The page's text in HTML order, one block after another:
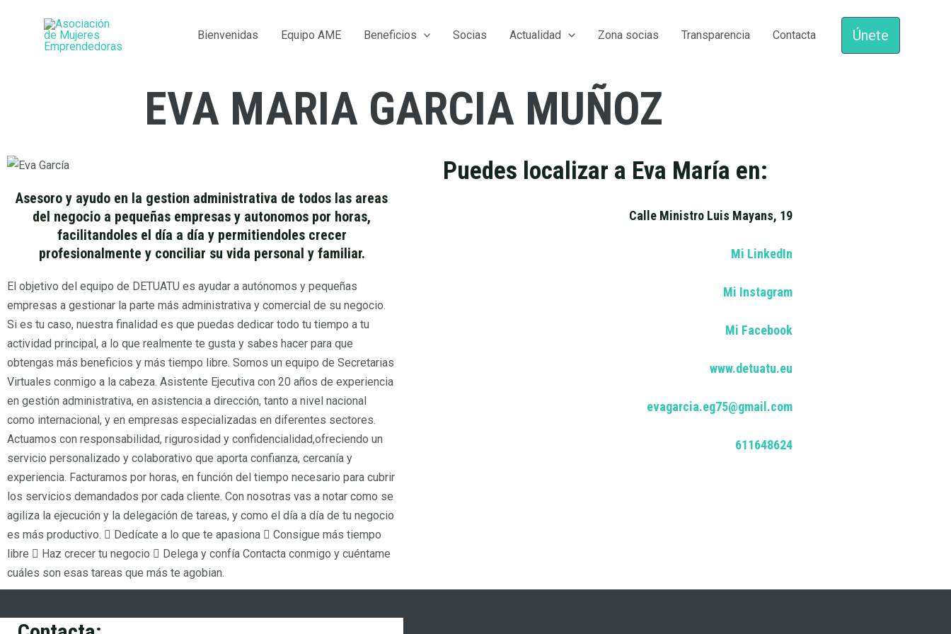
contenido
Bienvenidas Equipo AME Beneficios Socias Actualidad Zona socias Transparencia Contacta Únete
EVA MARIA GARCIA MUÑOZ
Asesoro y ayudo en la gestion administrativa de todos las areas
del negocio a pequeñas empresas y autonomos por horas,
facilitandoles el día a día y permitiendoles crecer
profesionalmente y conciliar su vida personal y familiar.
El objetivo del equipo de DETUATU es ayudar a autónomos y pequeñas
empresas a gestionar la parte más administrativa y comercial de su negocio.
Si es tu caso, nuestra finalidad es que puedas dedicar todo tu tiempo a tu
actividad principal, a lo que realmente te gusta y sabes hacer para que
obtengas más beneficios y más tiempo libre. Somos un equipo de Secretarias
Virtuales conmigo a la cabeza. Asistente Ejecutiva con 20 años de experiencia
en gestión administrativa, en asistencia a dirección, tanto a nivel nacional
como internacional, y en empresas especializadas en diferentes sectores.
Actuamos con responsabilidad, rigurosidad y confidencialidad,ofreciendo un
servicio personalizado y colaborativo que aporta confianza, cercanía y
experiencia. Facturamos por horas, en función del tiempo necesario para cubrir
los servicios demandados por cada cliente. Con nosotras vas a notar como se
agiliza la ejecución y la delegación de tareas, y como el día a día de tu negocio
es más productivo.  Dedícate a lo que te apasiona  Consigue más tiempo
libre  Haz crecer tu negocio  Delega y confía Contacta conmigo y cuéntame
cuáles son esas tareas que más te agobian.
Puedes localizar a Eva María en:
Calle Ministro Luis Mayans, 19
Mi LinkedIn
Mi Instagram
Mi Facebook
www.detuatu.eu
evagarcia.eg75@gmail.com
611648624